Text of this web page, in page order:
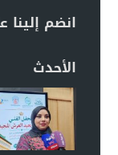
انضم
الأحدث